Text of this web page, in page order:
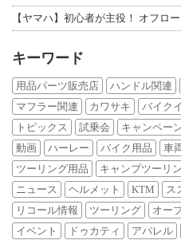
【ヤマハ】初心者が主役！ オフロ
キーワード
用品パーツ販売店 ハンドル関連
マフラー関連
カワサキ バイク
トピックス
試乗会 キャンペー
動画
ハーレー バイク用品 車
ツーリング用品
キャンプツーリ
ニュース
ヘルメット KTM ス
リコール情報
ツーリング オー
イベント
ドゥカティ アパレル